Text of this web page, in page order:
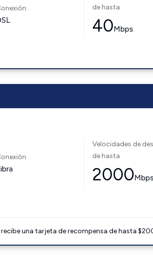
de hasta
40Mbps
Velocidades de
de hasta
2000Mbps
una tarjeta de recompensa de hasta